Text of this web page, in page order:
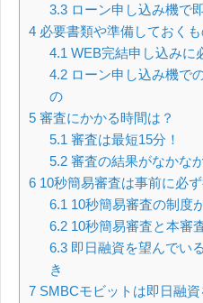
3.3ローン申し込み機で
4 必要書類や準備しておく
4.1 WEB完結申し込みに
4.2ローン申し込み機で
の
5 審査にかかる時間は？
5.1 審査は最短15分！
5.2審査の結果がなかな
6 10秒簡易審査は事前に必
6.1 10秒簡易審査の制度
6.210秒簡易審査と本審
6.3即日融資を望んでい
き
7 SMBCモビットは即日融